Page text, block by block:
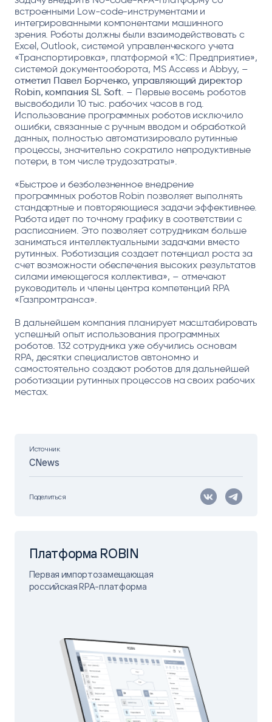
Источник
CNews
Поделиться
встроенными Low-code-инструментами и
интегрированными компонентами машинного
зрения. Роботы должны были взаимодействовать с
Excel, Outlook, системой управленческого учета
«Транспортировка», платформой «1С: Предприятие»,
системой документооборота, MS Access и Abbyy, –
отметил Павел Борченко, управляющий директор
Robin, компания SL Soft. – Первые восемь роботов
высвободили 10 тыс. рабочих часов в год.
Использование программных роботов исключило
ошибки, связанные с ручным вводом и обработкой
данных, полностью автоматизировало рутинные
процессы, значительно сократило непродуктивные
потери, в том числе трудозатраты».
«Быстрое и безболезненное внедрение
программных роботов Robin позволяет выполнять
стандартные и повторяющиеся задачи эффективнее.
Работа идет по точному графику в соответствии с
расписанием. Это позволяет сотрудникам больше
заниматься интеллектуальными задачами вместо
рутинных. Роботизация создает потенциал роста за
счет возможности обеспечения высоких результатов
силами имеющегося коллектива», – отмечают
руководитель и члены центра компетенций RPA
«Газпромтранса».
В дальнейшем компания планирует масштабировать
успешный опыт использования программных
роботов. 132 сотрудника уже обучились основам
RPA, десятки специалистов автономно и
самостоятельно создают роботов для дальнейшей
роботизации рутинных процессов на своих рабочих
местах.
Платформа ROBIN
Первая импортозамещающая
российская RPA-платформа